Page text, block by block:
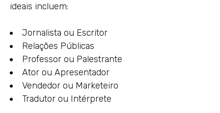
ideais incluem:
Jornalista ou Escritor
Relações Públicas
Professor ou Palestrante
Ator ou Apresentador
Vendedor ou Marketeiro
Tradutor ou Intérprete